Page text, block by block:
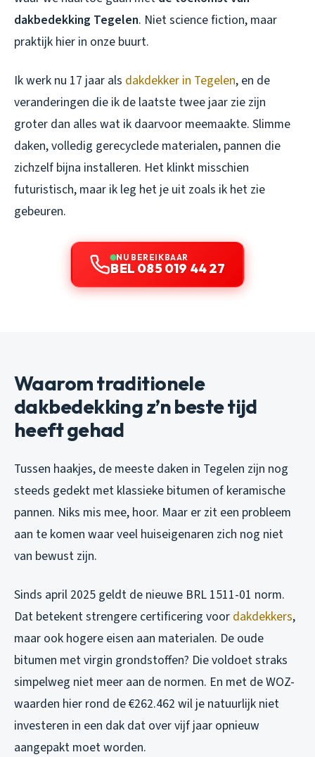
dakbedekking Tegelen. Niet science fiction, maar
praktijk hier in onze buurt.
Ik werk nu 17 jaar als dakdekker in Tegelen, en de
veranderingen die ik de laatste twee jaar zie zijn
groter dan alles wat ik daarvoor meemaakte. Slimme
daken, volledig gerecyclede materialen, pannen die
zichzelf bijna installeren. Het klinkt misschien
futuristisch, maar ik leg het je uit zoals ik het zie
gebeuren.
NU BEREIKBAAR
BEL 085 019 44 27
Waarom traditionele
dakbedekking z’n beste tijd
heeft gehad
Tussen haakjes, de meeste daken in Tegelen zijn nog
steeds gedekt met klassieke bitumen of keramische
pannen. Niks mis mee, hoor. Maar er zit een probleem
aan te komen waar veel huiseigenaren zich nog niet
van bewust zijn.
Sinds april 2025 geldt de nieuwe BRL 1511-01 norm.
Dat betekent strengere certificering voor dakdekkers,
maar ook hogere eisen aan materialen. De oude
bitumen met virgin grondstoffen? Die voldoet straks
simpelweg niet meer aan de normen. En met de WOZ-
waarden hier rond de €262.462 wil je natuurlijk niet
investeren in een dak dat over vijf jaar opnieuw
aangepakt moet worden.